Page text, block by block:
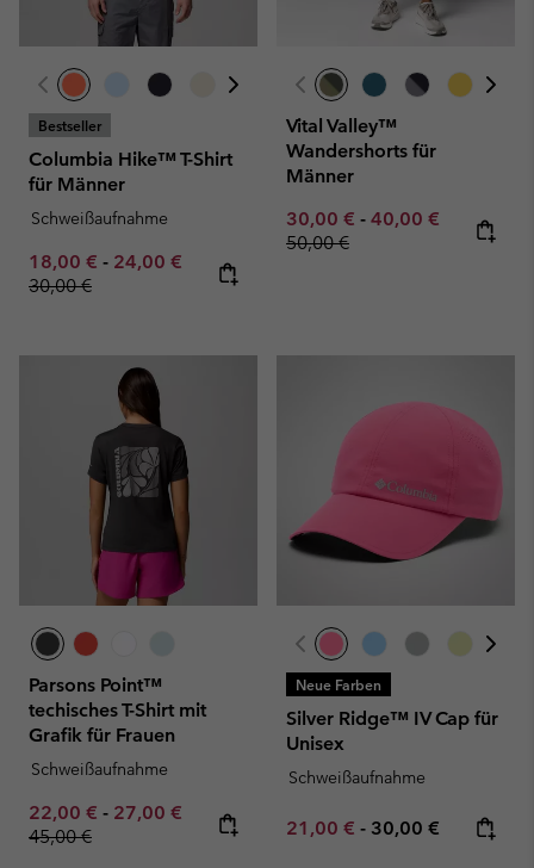
Bestseller
Columbia Hike™ T-Shirt
für Männer
Schweißaufnahme
Minimum sale price:
18,00 € - Maximum sale price:
24,00 € Regular price:
30,00 €
Vital Valley™
Wandershorts für
Männer
Minimum sale price:
30,00 € - Maximum sale
40,00 € Regular
50,00 €
Parsons Point™
techisches T-Shirt mit
Grafik für Frauen
Schweißaufnahme
Minimum sale price:
22,00 € - Maximum sale price:
27,00 € Regular price:
45,00 €
Neue Farben
Silver Ridge™ IV Cap für
Unisex
Schweißaufnahme
Minimum sale price:
21,00 € - Maximum price:
30,00 €